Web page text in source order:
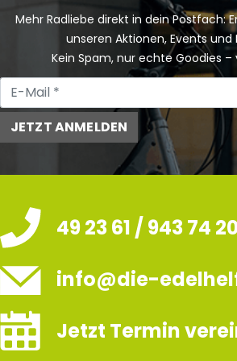
Mehr Radliebe direkt in dein Postfach:
unseren Aktionen, Events und
Kein Spam, nur echte Goodies
JETZT ANMELDEN
49 23 61 / 943 74
info@die-
Jetzt Termin